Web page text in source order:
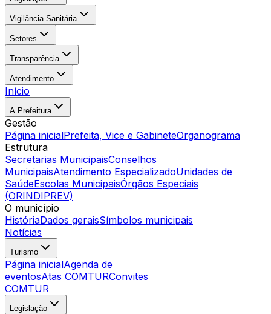
Vigilância Sanitária
Setores
Transparência
Atendimento
Início
A Prefeitura
Gestão
Página inicialPrefeita, Vice e GabineteOrganograma
Estrutura
Secretarias MunicipaisConselhos
MunicipaisAtendimento EspecializadoUnidades de
SaúdeEscolas MunicipaisÓrgãos Especiais
(ORINDIPREV)
O município
HistóriaDados geraisSímbolos municipais
Notícias
Turismo
Página inicialAgenda de
eventosAtas COMTURConvites
COMTUR
Legislação